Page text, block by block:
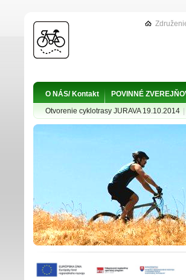
O NÁS/ Kontakt POVINNÉ
Otvorenie cyklotrasy JURAVA 19.10.2014